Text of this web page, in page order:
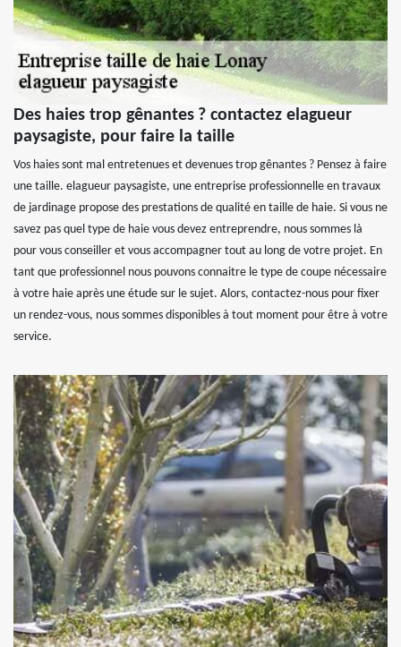
Des haies trop gênantes ? contactez elagueur
paysagiste, pour faire la taille
Vos haies sont mal entretenues et devenues trop gênantes ? Pensez à faire
une taille. elagueur paysagiste, une entreprise professionnelle en travaux
de jardinage propose des prestations de qualité en taille de haie. Si vous ne
savez pas quel type de haie vous devez entreprendre, nous sommes là
pour vous conseiller et vous accompagner tout au long de votre projet. En
tant que professionnel nous pouvons connaitre le type de coupe nécessaire
à votre haie après une étude sur le sujet. Alors, contactez-nous pour fixer
un rendez-vous, nous sommes disponibles à tout moment pour être à votre
service.